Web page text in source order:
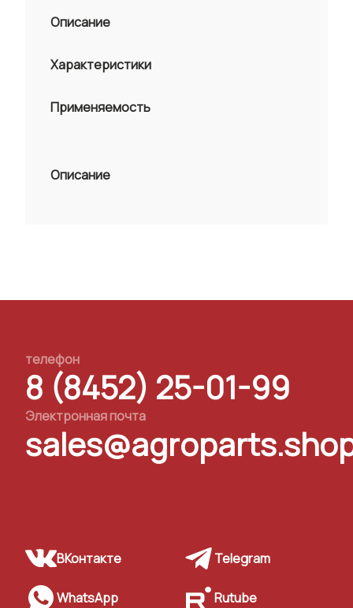
Описание
Характеристики
Применяемость
Описание
телефон
8 (8452) 25-01-99
Электронная почта
ВКонтакте Telegram
WhatsApp Rutube